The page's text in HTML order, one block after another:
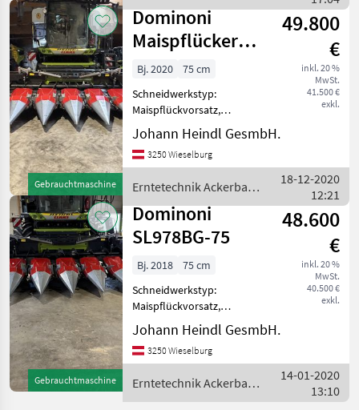
mit Unterbauh
Dominoni
Gebrauchtmaschine
Dominoni
Maispflücker
SL968
49.800
€
inkl. 20 %
MwSt.
41.500 €
exkl.
Bj. 2020
75 cm
Schneidwerkstyp:
Maispflückvorsatz,
Erntevorsatz-Typ:
hydraulisch klappbar,
Horizontalhäcksler -
8449 - 8 reihig klappbar -
Reihenabstand
Johann Heindl GesmbH.
3250 Wieselburg
Erntetechnik Ackerbau /
Dominoni
18-12-2020
12:21
Gebrauchtmaschine
Dominoni
SL978BG-75
48.600
€
inkl. 20 %
MwSt.
40.500 €
exkl.
Bj. 2018
75 cm
Schneidwerkstyp:
Maispflückvorsatz,
Erntevorsatz-Typ:
hydraulisch klappbar,
Horizontalhäcksler -
8reihig klappbar - mit
Unterbauhäcksler
Johann Heindl GesmbH.
3250 Wieselburg
Erntetechnik Ackerbau /
Dominoni
14-01-2020
13:10